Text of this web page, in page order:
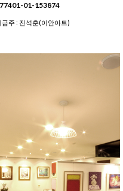
01-153874
금주 : 진석훈(이안아트)